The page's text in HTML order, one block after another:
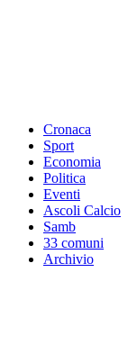
Cronaca
Sport
Economia
Politica
Eventi
Ascoli Calcio
Samb
33 comuni
Archivio